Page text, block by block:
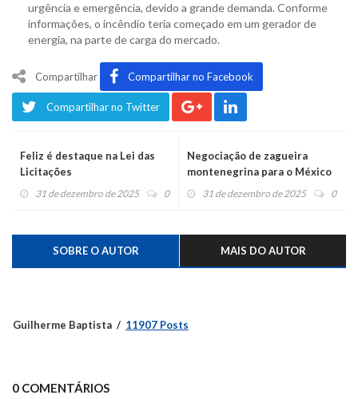
urgência e emergência, devido a grande demanda. Conforme
informações, o incêndio teria começado em um gerador de
energia, na parte de carga do mercado.
Compartilhar Compartilhar no Facebook
Compartilhar no Twitter
Feliz é destaque na Lei das
Licitações
31 de dezembro de 2025 0
Negociação de zagueira
montenegrina para o México
é a segunda maior do futebol
31 de dezembro de 2025 0
SOBRE O AUTOR MAIS DO AUTOR
Guilherme Baptista 11907 Posts
0 COMENTÁRIOS